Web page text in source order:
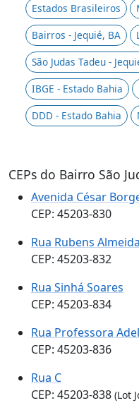
Estados Brasileiros
Bairros - Jequié, BA
São Judas Tadeu -
IBGE - Estado Bahia
DDD - Estado Bahia
CEPs do Bairro São
Avenida César
CEP: 45203-830
Rua Rubens Almeida
CEP: 45203-832
Rua Sinhá Soares
CEP: 45203-834
Rua Professora
CEP: 45203-836
Rua C
CEP: 45203-838 (Lot